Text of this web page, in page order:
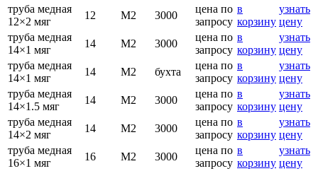
труба медная
12×2 мяг
12 М2 3000
цена по
запросу
в
корзину
узнать
цену
труба медная
14×1 мяг
14 М2 3000
цена по
запросу
в
корзину
узнать
цену
труба медная
14×1 мяг
14 М2 бухта
цена по
запросу
в
корзину
узнать
цену
труба медная
14×1.5 мяг
14 М2 3000
цена по
запросу
в
корзину
узнать
цену
труба медная
14×2 мяг
14 М2 3000
цена по
запросу
в
корзину
узнать
цену
труба медная
16×1 мяг
16 М2 3000
цена по
запросу
в
корзину
узнать
цену